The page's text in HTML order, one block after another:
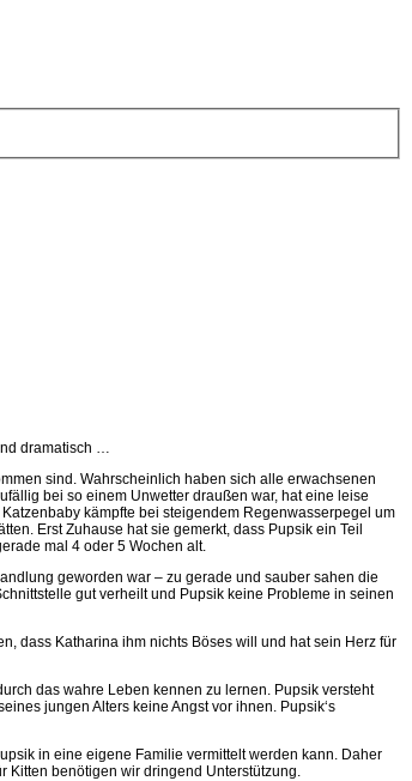
dramatisch …
sind. Wahrscheinlich haben sich alle erwachsenen
bei so einem Unwetter draußen war, hat eine leise
kämpfte bei steigendem Regenwasserpegel um
Erst Zuhause hat sie gemerkt, dass Pupsik ein Teil
mal 4 oder 5 Wochen alt.
geworden war – zu gerade und sauber sahen die
gut verheilt und Pupsik keine Probleme in seinen
dass Katharina ihm nichts Böses will und hat sein Herz für
das wahre Leben kennen zu lernen. Pupsik versteht
jungen Alters keine Angst vor ihnen. Pupsik‘s
in eine eigene Familie vermittelt werden kann. Daher
Kitten benötigen wir dringend Unterstützung.